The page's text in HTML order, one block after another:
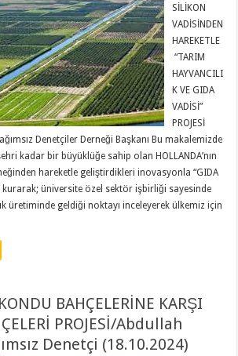
SİLİKON
VADİSİNDEN
HAREKETLE
“TARIM
HAYVANCILI
K VE GIDA
VADİSİ”
PROJESİ
Denetçiler Derneği Başkanı Bu makalemizde
kadar bir büyüklüğe sahip olan HOLLANDA’nın
hareketle geliştirdikleri inovasyonla “GIDA
kurarak; üniversite özel sektör işbirliği sayesinde
üretiminde geldiği noktayı inceleyerek ülkemiz için
BAHÇELERİNE KARŞI
PROJESİ/Abdullah
Denetçi (18.10.2024)